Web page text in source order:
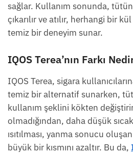
sağlar. Kullanım sonunda,
çıkarılır ve atılır, herhangi bir
temiz bir deneyim sunar.
IQOS Terea’nın Farkı
IQOS Terea, sigara
temiz bir alternatif sunarken,
kullanım şeklini kökten
olmadığından, daha düşük
ısıtılması, yanma sonucu
büyük bir kısmını azaltır. Bu da,